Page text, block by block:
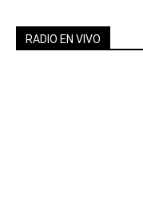
RADIO EN VIVO